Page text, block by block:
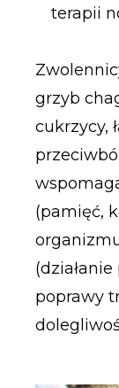
terapii
grzyb
cukrzycy,
(pamięć,
poprawy